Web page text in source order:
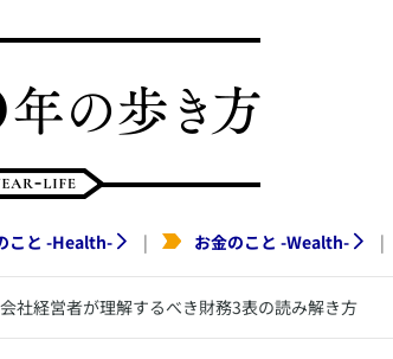
こと -Health- | お金のこと -Wealth- |
社経営者が理解するべき財務3表の読み解き方